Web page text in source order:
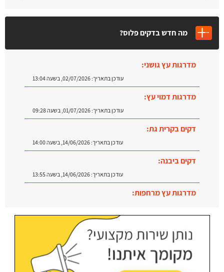
מה חדש בדקים פלוס?
מדרגות עץ גושני: